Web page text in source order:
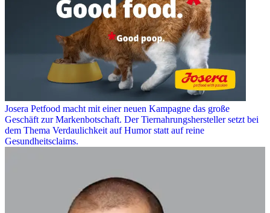
Josera Petfood macht mit einer neuen Kampagne das große
Geschäft zur Markenbotschaft. Der Tiernahrungshersteller setzt bei
dem Thema Verdaulichkeit auf Humor statt auf reine
Gesundheitsclaims.